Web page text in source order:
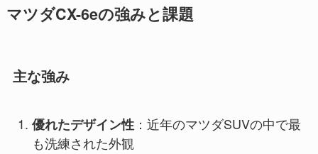
マツダCX-6eの強みと課題
主な強み
優れたデザイン性：近年のマツダSUVの中で最
も洗練された外観